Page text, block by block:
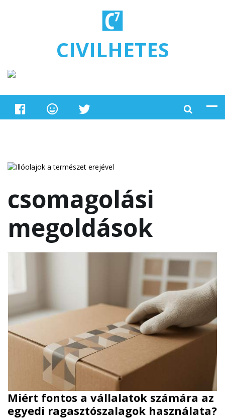
CIVILHETES
csomagolási
megoldások
Miért fontos a vállalatok számára az
egyedi ragasztószalagok használata?